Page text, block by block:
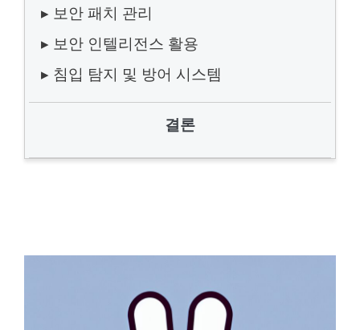
▸ 보안 패치 관리
▸ 보안 인텔리전스 활용
▸ 침입 탐지 및 방어 시스템
결론